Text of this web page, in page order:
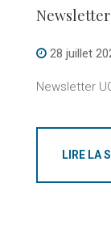
Newsletter
28 juillet
Newsletter
LIRE LA